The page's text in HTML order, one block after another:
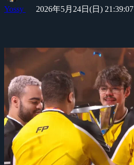
Yossy 2026年5月24日(日) 21:39:07